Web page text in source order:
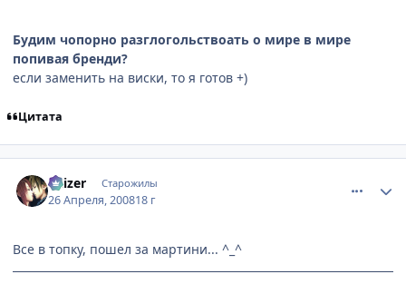
Будим чопорно разглогольствоать о мире в мире
попивая бренди?
если заменить на виски, то я готов +)
Цитата
Kaizer Старожилы
26 Апреля, 200818 г
Все в топку, пошел за мартини... ^_^